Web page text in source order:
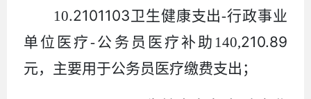
10.2101103卫生健康支出-行政事业
单位医疗-公务员医疗补助 140,210.89
元，主要用于公务员医疗缴费支出；